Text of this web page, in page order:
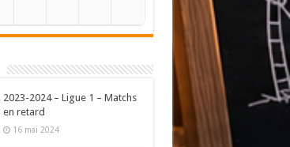
2023-2024 – Ligue 1 – Matchs
en retard
16 mai 2024